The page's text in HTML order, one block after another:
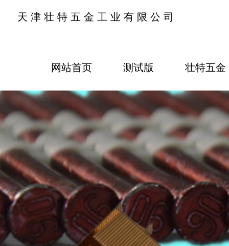
天津壮特五金工业有限公司
网站首页 测试版 壮特五金